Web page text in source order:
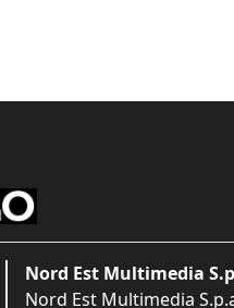
Nord Est Multimedia
Nord Est Multimedia